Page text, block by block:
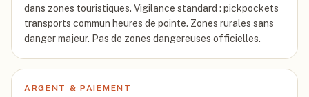
dans zones touristiques. Vigilance standard : pickpockets
transports commun heures de pointe. Zones rurales sans
danger majeur. Pas de zones dangereuses officielles.
ARGENT & PAIEMENT